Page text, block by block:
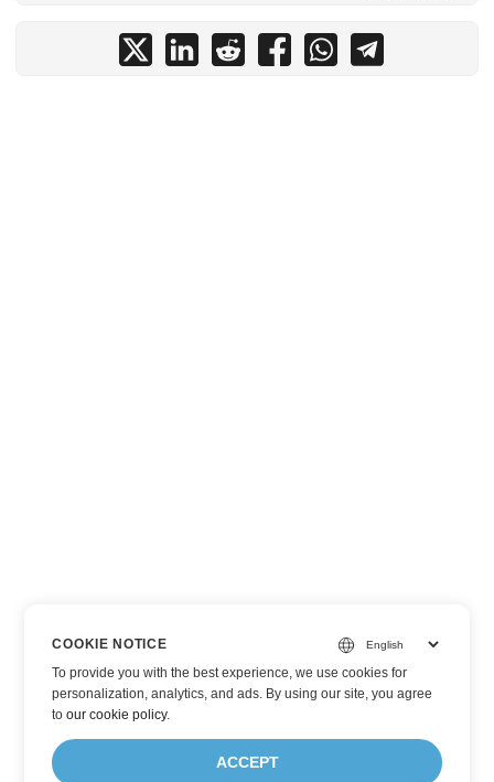
COOKIE NOTICE
To provide you with the best experience, we use cookies for
personalization, analytics, and ads. By using our site, you agree
toour cookie policy.
ACCEPT